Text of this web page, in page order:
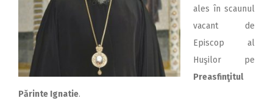
ales în scaunul
vacant de
Episcop al
Huşilor pe
Preasfinţitul
Părinte Ignatie.